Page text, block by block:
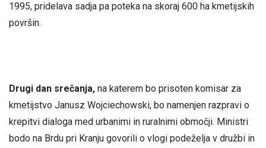
1995, pridelava sadja pa poteka na skoraj 600 ha kmetijskih
površin.
Drugi dan srečanja, na katerem bo prisoten komisar za
kmetijstvo Janusz Wojciechowski, bo namenjen razpravi o
krepitvi dialoga med urbanimi in ruralnimi območji. Ministri
bodo na Brdu pri Kranju govorili o vlogi podeželja v družbi in